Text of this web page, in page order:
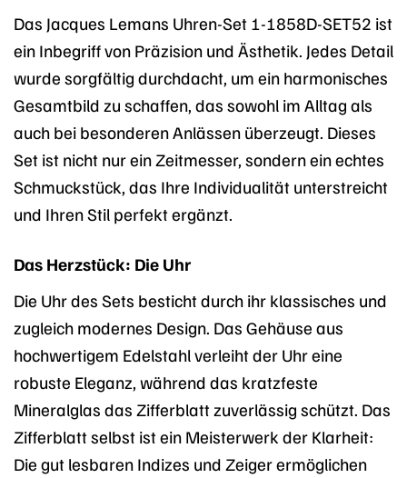
Das Jacques Lemans Uhren-Set 1-1858D-SET52 ist
ein Inbegriff von Präzision und Ästhetik. Jedes Detail
wurde sorgfältig durchdacht, um ein harmonisches
Gesamtbild zu schaffen, das sowohl im Alltag als
auch bei besonderen Anlässen überzeugt. Dieses
Set ist nicht nur ein Zeitmesser, sondern ein echtes
Schmuckstück, das Ihre Individualität unterstreicht
und Ihren Stil perfekt ergänzt.
Das Herzstück: Die Uhr
Die Uhr des Sets besticht durch ihr klassisches und
zugleich modernes Design. Das Gehäuse aus
hochwertigem Edelstahl verleiht der Uhr eine
robuste Eleganz, während das kratzfeste
Mineralglas das Zifferblatt zuverlässig schützt. Das
Zifferblatt selbst ist ein Meisterwerk der Klarheit:
Die gut lesbaren Indizes und Zeiger ermöglichen